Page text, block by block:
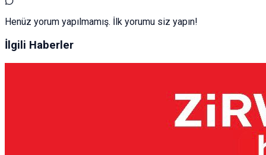
Henüz yorum yapılmamış. İlk yorumu siz yapın!
İlgili Haberler